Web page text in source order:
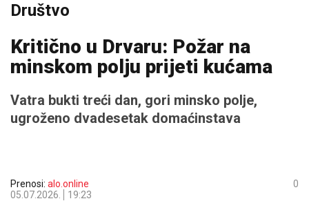
Društvo
Kritično u Drvaru: Požar na
minskom polju prijeti kućama
Vatra bukti treći dan, gori minsko polje,
ugroženo dvadesetak domaćinstava
Prenosi: alo.online
05.07.2026.
19:23
0